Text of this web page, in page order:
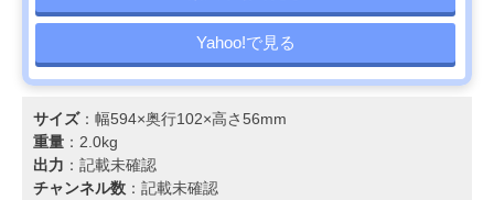
Yahoo!で見る
サイズ：幅594×奥行102×高さ56mm
重量 ：2.0kg
出力 ：記載未確認
チャンネル数 ：記載未確認